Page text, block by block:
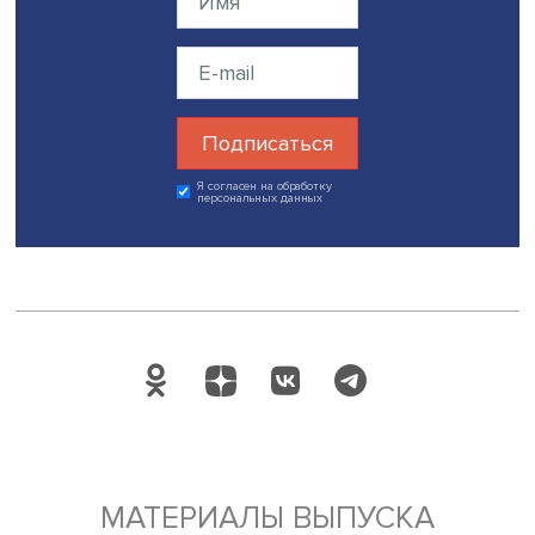
. Он рассмотрел составляющие человеческого
потенциала и влияние трансформации энергетического
были представлены вдокладе
долгосрочного развития ТЭК». В качестве
сфере авторы доклада предлагают разработать
эффективного размещения энергетических объектов
точки зрения экономики, так и с точки зрения
между низкоуглеродными энергетическими
круглого стола «Будущее энергетики: новые
их эффекты для человеческого потенциала».